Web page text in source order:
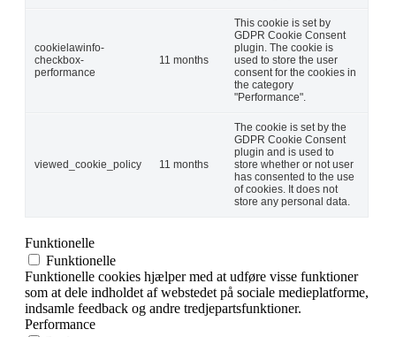
cookielawinfo-
checkbox-
performance
11 months
This cookie is set by
GDPR Cookie Consent
plugin. The cookie is
used to store the user
consent for the cookies in
the category
"Performance".
viewed_cookie_policy 11 months
The cookie is set by the
GDPR Cookie Consent
plugin and is used to
store whether or not user
has consented to the use
of cookies. It does not
store any personal data.
Funktionelle
Funktionelle
Funktionelle cookies hjælper med at udføre visse funktioner
som at dele indholdet af webstedet på sociale medieplatforme,
indsamle feedback og andre tredjepartsfunktioner.
Performance